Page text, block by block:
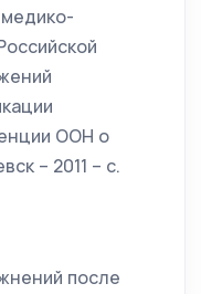
ООН о
– 2011 – с.
после